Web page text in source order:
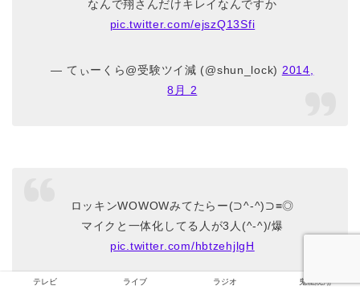
なんで翔さんだけキレイなんですか
pic.twitter.com/ejszQ13Sfi
— てぃーくら@受験ツイ減 (@shun_lock) 2014,
8月 2
ロッキンWOWOWみてたらー(⊃^-^)⊃≡◎
マイクと一体化してる人が3人(^-^)/爆
pic.twitter.com/hbtzehjlgH
テレビ ライブ ラジオ 鬼龍院翔